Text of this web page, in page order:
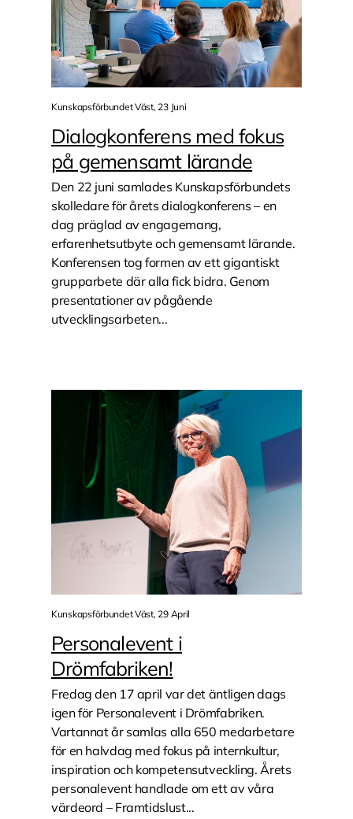
Kunskapsförbundet Väst, 23 Juni
Dialogkonferens med fokus
på gemensamt lärande
Den 22 juni samlades Kunskapsförbundets
skolledare för årets dialogkonferens – en
dag präglad av engagemang,
erfarenhetsutbyte och gemensamt lärande.
Konferensen tog formen av ett gigantiskt
grupparbete där alla fick bidra. Genom
presentationer av pågående
utvecklingsarbeten...
Kunskapsförbundet Väst, 29 April
Personalevent i
Drömfabriken!
Fredag den 17 april var det äntligen dags
igen för Personalevent i Drömfabriken.
Vartannat år samlas alla 650 medarbetare
för en halvdag med fokus på internkultur,
inspiration och kompetensutveckling. Årets
personalevent handlade om ett av våra
värdeord – Framtidslust...